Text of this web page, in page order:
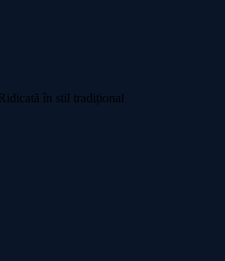
în stil tradițional